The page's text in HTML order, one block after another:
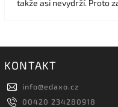
takže asi nevydrží. Proto
KONTAKT
info@edaxo.cz
00420 234280918